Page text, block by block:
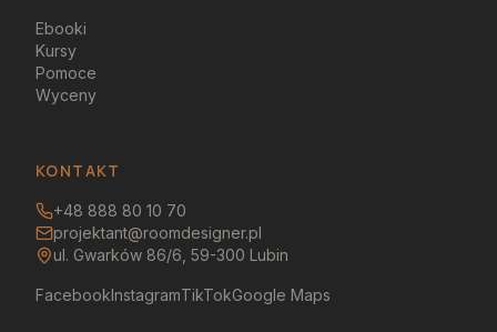
Ebooki
Kursy
Pomoce
Wyceny
KONTAKT
+48 888 80 10 70
projektant@roomdesigner.pl
ul. Gwarków 86/6, 59-300 Lubin
FacebookInstagramTikTokGoogle Maps